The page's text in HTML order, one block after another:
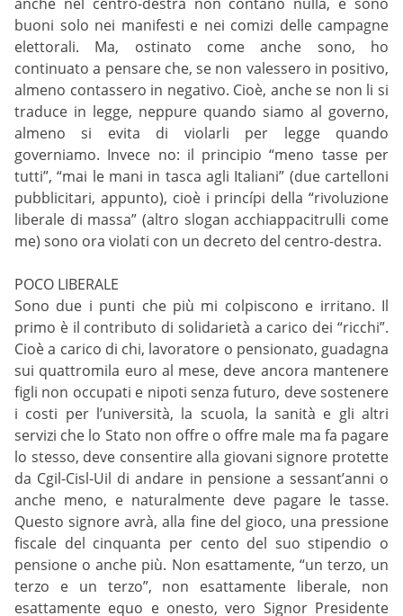
buoni solo nei manifesti e nei comizi delle campagne
elettorali. Ma, ostinato come anche sono, ho
continuato a pensare che, se non valessero in positivo,
almeno contassero in negativo. Cioè, anche se non li si
traduce in legge, neppure quando siamo al governo,
almeno si evita di violarli per legge quando
governiamo. Invece no: il principio “meno tasse per
tutti”, “mai le mani in tasca agli Italiani” (due cartelloni
pubblicitari, appunto), cioè i princípi della “rivoluzione
liberale di massa” (altro slogan acchiappacitrulli come
me) sono ora violati con un decreto del centro-destra.
POCO LIBERALE
Sono due i punti che più mi colpiscono e irritano. Il
primo è il contributo di solidarietà a carico dei “ricchi”.
Cioè a carico di chi, lavoratore o pensionato, guadagna
sui quattromila euro al mese, deve ancora mantenere
figli non occupati e nipoti senza futuro, deve sostenere
i costi per l’università, la scuola, la sanità e gli altri
servizi che lo Stato non offre o offre male ma fa pagare
lo stesso, deve consentire alla giovani signore protette
da Cgil-Cisl-Uil di andare in pensione a sessant’anni o
anche meno, e naturalmente deve pagare le tasse.
Questo signore avrà, alla fine del gioco, una pressione
fiscale del cinquanta per cento del suo stipendio o
pensione o anche più. Non esattamente, “un terzo, un
terzo e un terzo”, non esattamente liberale, non
esattamente equo e onesto, vero Signor Presidente